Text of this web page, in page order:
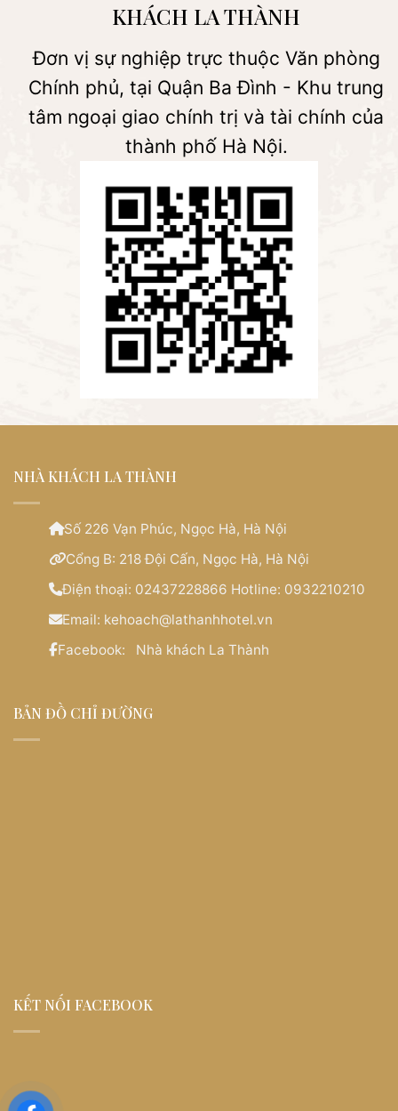
KHÁCH LA THÀNH
Đơn vị sự nghiệp trực thuộc Văn phòng
Chính phủ, tại Quận Ba Đình - Khu trung
tâm ngoại giao chính trị và tài chính của
thành phố Hà Nội.
NHÀ KHÁCH LA THÀNH
Số 226 Vạn Phúc, Ngọc Hà, Hà Nội
Cổng B: 218 Đội Cấn, Ngọc Hà, Hà Nội
Điện thoại: 02437228866 Hotline: 0932210210
Email: kehoach@lathanhhotel.vn
Facebook: Nhà khách La Thành
BẢN ĐỒ CHỈ ĐƯỜNG
KẾT NỐI FACEBOOK